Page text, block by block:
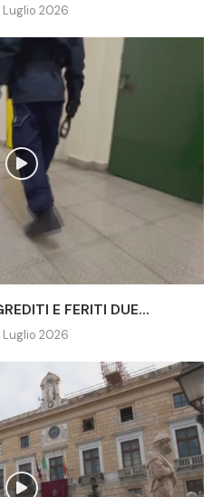
Luglio 2026
E FERITI DUE...
Luglio 2026